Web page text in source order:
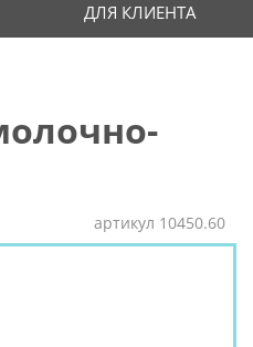
ДЛЯ КЛИЕНТА
артикул 10450.60